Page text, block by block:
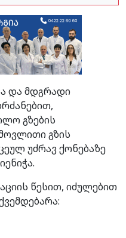
და მდგრადი
გზების
გზის
უძრავ ქონებაზე
წესით, იძულებით